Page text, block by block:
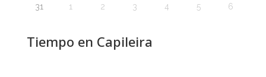
31 1 2 3 4 5 6
Tiempo en Capileira